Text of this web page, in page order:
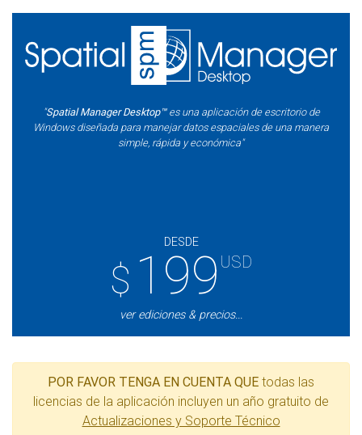
"Spatial Manager Desktop™es una aplicación de escritorio de
Windows diseñada para manejar datos espaciales de una manera
simple, rápida y económica"
DESDE
$ 199 USD
ver ediciones & precios...
POR FAVOR TENGA EN CUENTA QUE todas las
licencias de la aplicación incluyen un año gratuito de
Actualizaciones y Soporte Técnico